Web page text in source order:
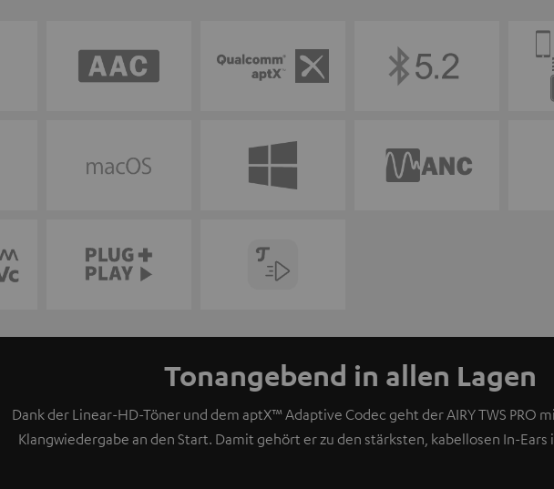
Tonangebend in allen Lagen
Dank der Linear-HD-Töner und dem aptX™ Adaptive Codec geht der AIRY TWS PRO
Klangwiedergabe an den Start. Damit gehört er zu den stärksten, kabellosen In-Ears